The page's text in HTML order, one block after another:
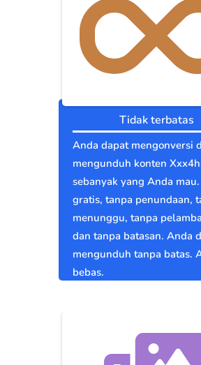
Tidak terbatas
Anda dapat mengonversi
mengunduh konten
sebanyak yang Anda
gratis, tanpa penundaan,
menunggu, tanpa
dan tanpa batasan. Anda
mengunduh tanpa batas.
bebas.